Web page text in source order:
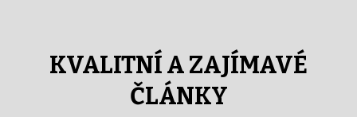
KVALITNÍ A ZAJÍMAVÉ
ČLÁNKY